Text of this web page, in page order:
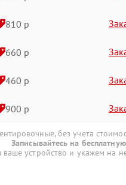
810 р
660 р
460 р
900 р
без учета
Записывайтесь на
устройство и укажем на